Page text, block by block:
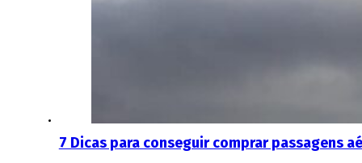
7 Dicas para conseguir comprar passagens